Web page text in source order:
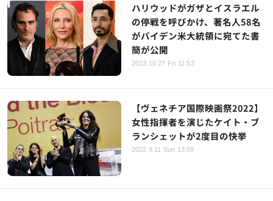
ハリウッドがガザとイスラエル
の停戦を呼びかけ、著名人58名
がバイデン米大統領に宛てた書
簡が公開
2023.10.27 Fri 11:53
【ヴェネチア国際映画祭2022】
女性指揮者を演じたケイト・ブ
ランシェットが2度目の快挙
2022.9.11 Sun 13:59